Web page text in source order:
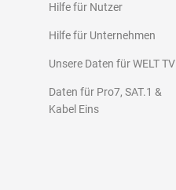
Hilfe für Nutzer
Hilfe für Unternehmen
Unsere Daten für WELT TV
Daten für Pro7, SAT.1 &
Kabel Eins